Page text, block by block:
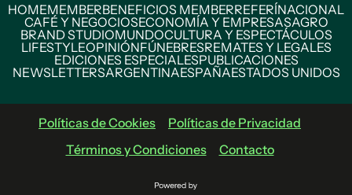
HOMEMEMBERBENEFICIOS MEMBERREFERÍNACIONAL
CAFÉ Y NEGOCIOSECONOMÍA Y EMPRESASAGRO
BRAND STUDIOMUNDOCULTURA Y ESPECTÁCULOS
LIFESTYLEOPINIÓNFÚNEBRESREMATES Y LEGALES
EDICIONES ESPECIALESPUBLICACIONES
NEWSLETTERSARGENTINAESPAÑAESTADOS UNIDOS
Políticas de Cookies
Políticas de Privacidad
Términos y Condiciones
Contacto